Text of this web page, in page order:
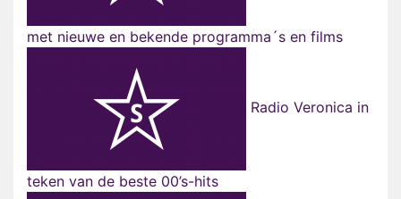
met nieuwe en bekende programma´s en films
Radio Veronica in
teken van de beste 00’s-hits